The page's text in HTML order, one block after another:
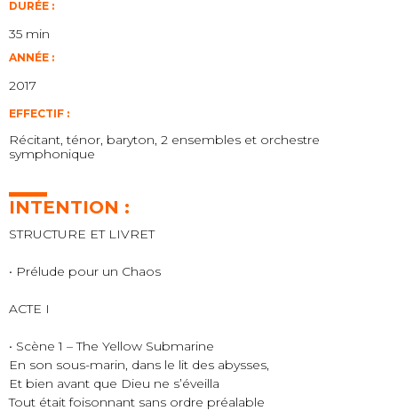
DURÉE :
35 min
ANNÉE :
2017
EFFECTIF :
Récitant, ténor, baryton, 2 ensembles et orchestre
symphonique
INTENTION :
STRUCTURE ET LIVRET
• Prélude pour un Chaos
ACTE I
• Scène 1 – The Yellow Submarine
En son sous-marin, dans le lit des abysses,
Et bien avant que Dieu ne s’éveilla
Tout était foisonnant sans ordre préalable